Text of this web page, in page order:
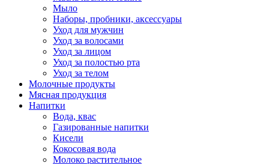
Мыло
Наборы, пробники, аксессуары
Уход для мужчин
Уход за волосами
Уход за лицом
Уход за полостью рта
Уход за телом
Молочные продукты
Мясная продукция
Напитки
Вода, квас
Газированные напитки
Кисели
Кокосовая вода
Молоко растительное